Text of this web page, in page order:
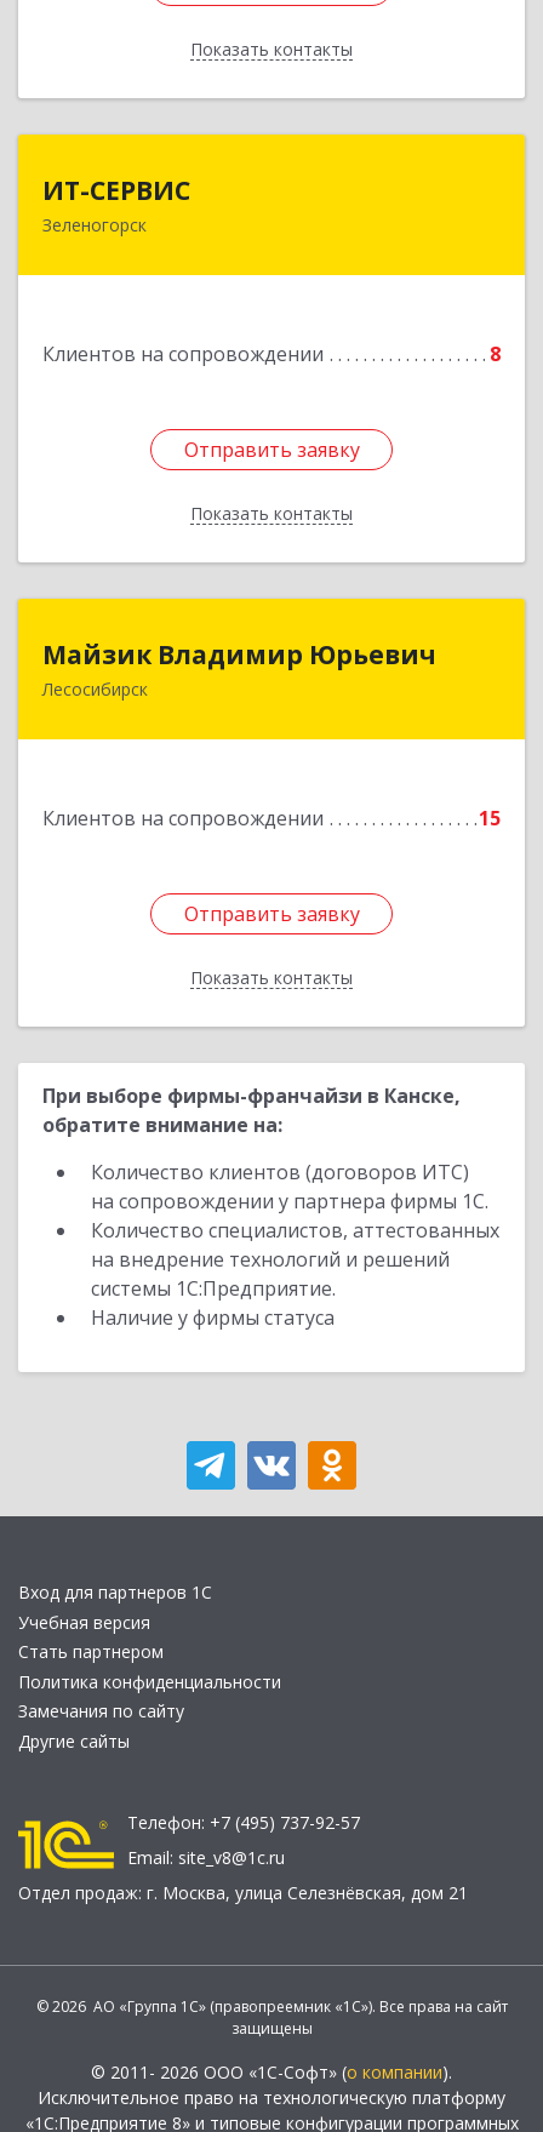
Показать контакты
Назад
ИТ-СЕРВИС
Зеленогорск
Клиентов на сопровождении 8
Отправить заявку
Показать контакты
663690, Красноярский край, Зеленогорск г,
Отправить заявку
Назад
Майзик Владимир Юрьевич
Лесосибирск
Клиентов на сопровождении 15
Отправить заявку
Показать контакты
Отправить заявку
Назад
При выборе фирмы-франчайзи в Канске,
обратите внимание на:
Количество клиентов (договоров ИТС)
на сопровождении у партнера фирмы 1С.
Количество специалистов, аттестованных
на внедрение технологий и решений
системы 1С:Предприятие.
Наличие у фирмы статуса
Вход для партнеров 1С
Учебная версия
Стать партнером
Политика конфиденциальности
Замечания по сайту
Другие сайты
Телефон: +7 (495) 737-92-57
Email: site_v8@1c.ru
Отдел продаж: г. Москва, улица Селезнёвская, дом 21
© 2026 АО «Группа 1С» (правопреемник «1С»). Все права на сайт
защищены
© 2011- 2026 ООО «1С-Софт» (о компании).
Исключительное право на технологическую платформу
«1С:Предприятие 8» и типовые конфигурации программных